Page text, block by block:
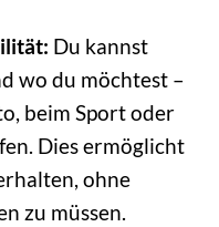
Du kannst
wo du möchtest –
beim Sport oder
Dies ermöglicht
ohne
zu müssen.